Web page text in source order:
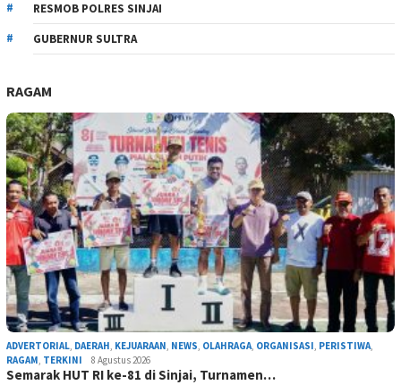
RESMOB POLRES SINJAI
GUBERNUR SULTRA
RAGAM
ADVERTORIAL, DAERAH, KEJUARAAN, NEWS, OLAHRAGA, ORGANISASI, PERISTIWA,
RAGAM, TERKINI 8 Agustus 2026
Semarak HUT RI ke-81 di Sinjai, Turnamen…